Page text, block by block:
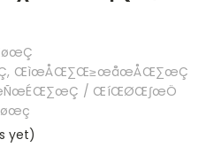
ŒìœÅŒ∑Œ≥œåœÅŒ∑œÇ
/ ŒíŒØŒ∫œÖ
yet)